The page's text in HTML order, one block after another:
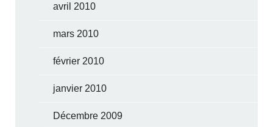
avril 2010
mars 2010
février 2010
janvier 2010
Décembre 2009